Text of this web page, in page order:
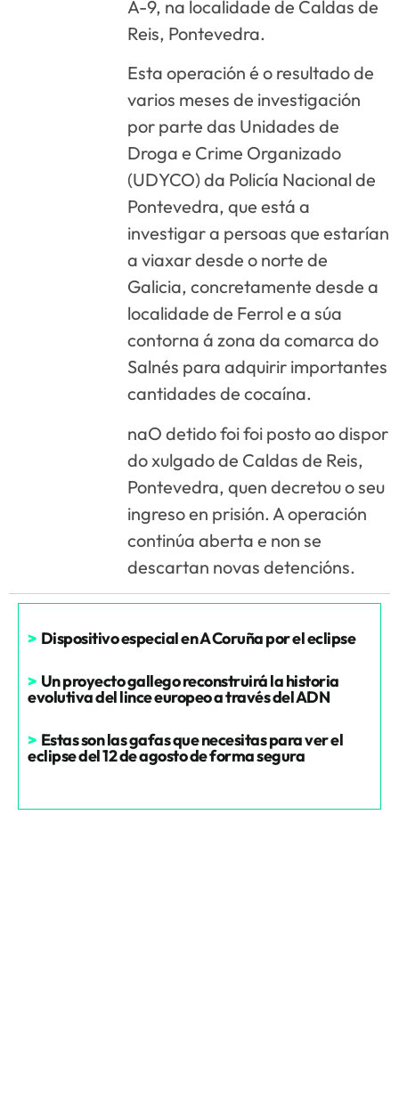
A-9, na localidade de Caldas de
Reis, Pontevedra.
Esta operación é o resultado de
varios meses de investigación
por parte das Unidades de
Droga e Crime Organizado
(UDYCO) da Policía Nacional de
Pontevedra, que está a
investigar a persoas que estarían
a viaxar desde o norte de
Galicia, concretamente desde a
localidade de Ferrol e a súa
contorna á zona da comarca do
Salnés para adquirir importantes
cantidades de cocaína.
naO detido foi foi posto ao dispor
do xulgado de Caldas de Reis,
Pontevedra, quen decretou o seu
ingreso en prisión. A operación
continúa aberta e non se
descartan novas detencións.
> Dispositivo especial en A Coruña por el eclipse
> Un proyecto gallego reconstruirá la historia
evolutiva del lince europeo a través del ADN
> Estas son las gafas que necesitas para ver el
eclipse del 12 de agosto de forma segura